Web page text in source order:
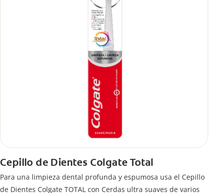
Cepillo de Dientes Colgate Total
Para una limpieza dental profunda y espumosa usa el Cepillo
de Dientes Colgate TOTAL con Cerdas ultra suaves de varios